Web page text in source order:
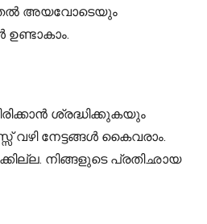
അയവോടെയും
ശ്രദ്ധിക്കുകയും
നേട്ടങ്ങൾ കൈവരാം.
നിങ്ങളുടെ പ്രതിഛായ